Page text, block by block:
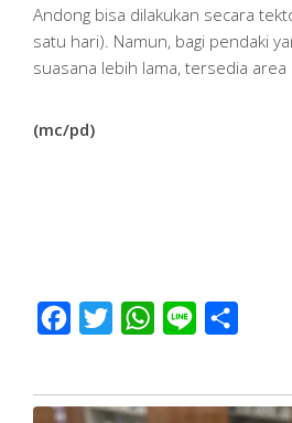
Andong bisa dilakukan secara
satu hari). Namun, bagi pendaki
suasana lebih lama, tersedia area
(mc/pd)
Facebook
Twitter WhatsApp
Line